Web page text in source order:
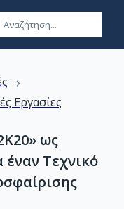
›
Εργασίες
ως
έναν Τεχνικό